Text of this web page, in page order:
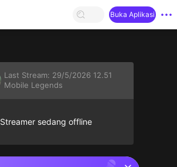
Buka Aplikasi
Last Stream: 29/5/2026 12.51
Mobile Legends
Streamer sedang offline